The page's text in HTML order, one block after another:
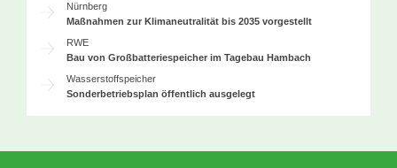
Nürnberg
Maßnahmen zur Klimaneutralität bis 2035 vorgestellt
RWE
Bau von Großbatteriespeicher im Tagebau Hambach
Wasserstoffspeicher
Sonderbetriebsplan öffentlich ausgelegt